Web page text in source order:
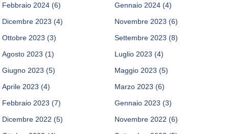
Febbraio 2024 (6) Gennaio 2024 (4)
Dicembre 2023 (4) Novembre 2023 (6)
Ottobre 2023 (3) Settembre 2023 (8)
Agosto 2023 (1) Luglio 2023 (4)
Giugno 2023 (5) Maggio 2023 (5)
Aprile 2023 (4) Marzo 2023 (6)
Febbraio 2023 (7) Gennaio 2023 (3)
Dicembre 2022 (5) Novembre 2022 (6)